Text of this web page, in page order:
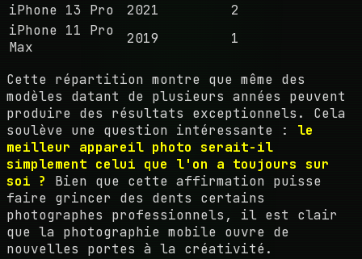
iPhone 13 Pro
2021
2
iPhone 11 Pro
Max
2019 1
Cette répartition montre que même des
modèles datant de plusieurs années peuvent
produire des résultats exceptionnels. Cela
soulève une question intéressante : le
meilleur appareil photo serait-il
simplement celui que l'on a toujours sur
soi ?
Bien que cette affirmation puisse
faire grincer des dents certains
photographes professionnels, il est clair
que la photographie mobile ouvre de
nouvelles portes à la créativité.